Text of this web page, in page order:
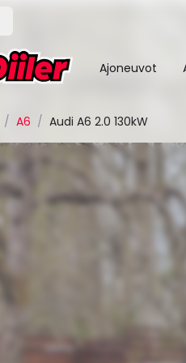
Ajoneuvot
/ A6 / Audi A6 2.0 130kW